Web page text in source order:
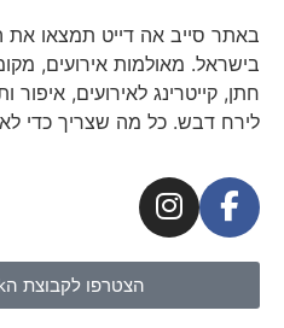
באתר סייב אה דייט תמצאו את
בישראל. מאולמות אירועים,
חתן, קייטרינג לאירועים,
לירח דבש. כל מה שצריך כדי
הצטרפו לקבוצת הFacebook שלנו